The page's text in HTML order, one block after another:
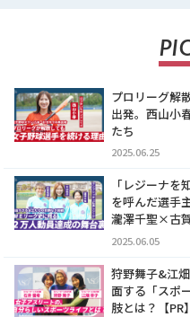
プロリーグ解
出発。西山小
たち
2025.06.25
「レジーナ
を呼んだ選手
瀧澤千聖×古賀
2025.06.05
狩野舞子&江
面する「スポ
肢とは？【PR】